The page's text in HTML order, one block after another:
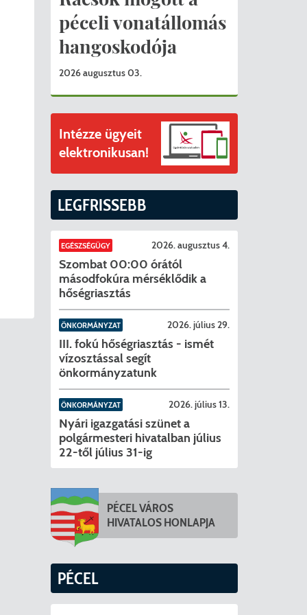
ütem
nyert az alábbi projekt vonatkozásában.
péceli vonatállomás
hangoskodója
2026 augusztus 03.
Intézze ügyeit
elektronikusan!
LEGFRISSEBB
EGÉSZSÉGÜGY 2026. augusztus 4.
Szombat 00:00 órától
másodfokúra mérséklődik a
hőségriasztás
ÖNKORMÁNYZAT 2026. július 29.
III. fokú hőségriasztás - ismét
vízosztással segít
önkormányzatunk
ÖNKORMÁNYZAT 2026. július 13.
Nyári igazgatási szünet a
polgármesteri hivatalban július
22-től július 31-ig
PÉCEL VÁROS
HIVATALOS HONLAPJA
PÉCEL